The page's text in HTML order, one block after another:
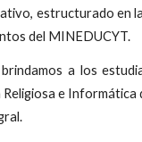
estructurado en
del MINEDUCYT.
a los
e Informática